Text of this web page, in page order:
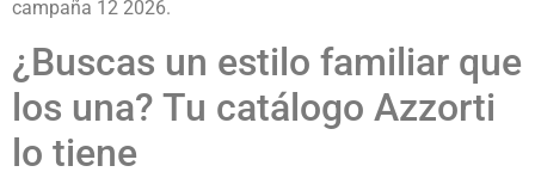
campaña 12 2026.
¿Buscas un estilo familiar que
los una? Tu catálogo Azzorti
lo tiene